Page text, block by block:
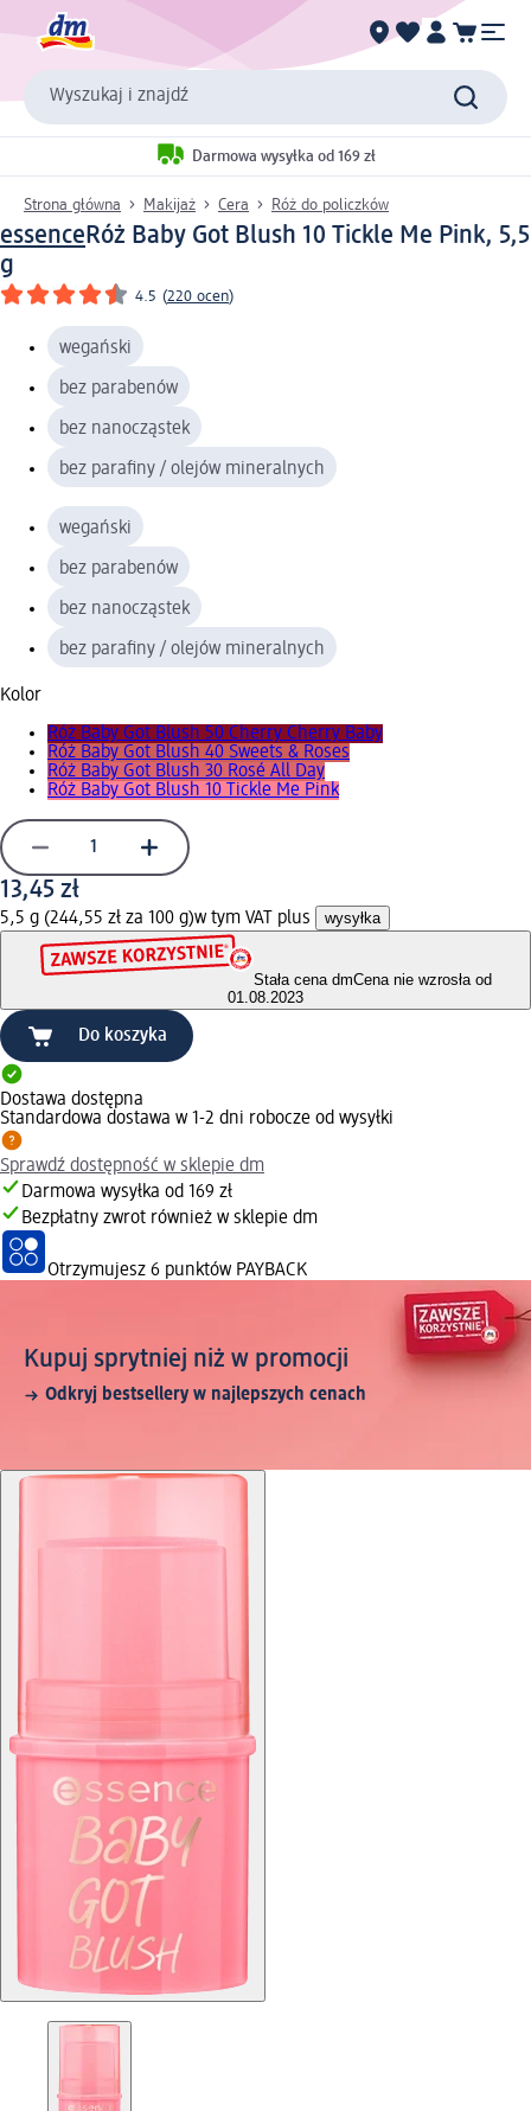
Wyszukaj i znajdź
Darmowa wysyłka od 169 zł
Strona główna Makijaż Cera Róż do policzków
essenceRóż Baby Got Blush 10 Tickle Me Pink, 5,5
g
4.5 (220 ocen)
wegański
bez parabenów
bez nanocząstek
bez parafiny / olejów mineralnych
wegański
bez parabenów
bez nanocząstek
bez parafiny / olejów mineralnych
Kolor
Róż Baby Got Blush 50 Cherry Cherry Baby
Róż Baby Got Blush 40 Sweets & Roses
Róż Baby Got Blush 30 Rosé All Day
Róż Baby Got Blush 10 Tickle Me Pink
13,45 zł
5,5 g (244,55 zł za 100 g)w tym VAT plus wysyłka
Stała cena dmCena nie wzrosła od
01.08.2023
Do koszyka
Dostawa dostępna
Standardowa dostawa w 1-2 dni robocze od wysyłki
Sprawdź dostępność w sklepie dm
Darmowa wysyłka od 169 zł
Bezpłatny zwrot również w sklepie dm
Otrzymujesz 6 punktów PAYBACK
Kupuj sprytniej niż w promocji
Odkryj bestsellery w najlepszych cenach